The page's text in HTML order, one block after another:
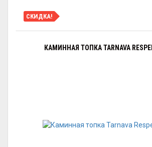
СКИДКА!
КАМИННАЯ ТОПКА TARNAVA